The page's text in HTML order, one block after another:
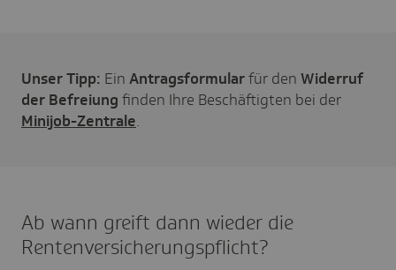
Unser Tipp: Ein Antragsformularfür den Widerruf
der Befreiung finden Ihre Beschäftigten bei der
Minijob-Zentrale.
Ab wann greift dann wieder die
Rentenversicherungspflicht?